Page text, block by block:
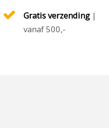
Gratis verzending|
vanaf 500,-